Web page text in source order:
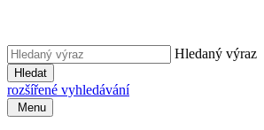
Hledaný výraz
Hledat
rozšířené vyhledávání
Menu